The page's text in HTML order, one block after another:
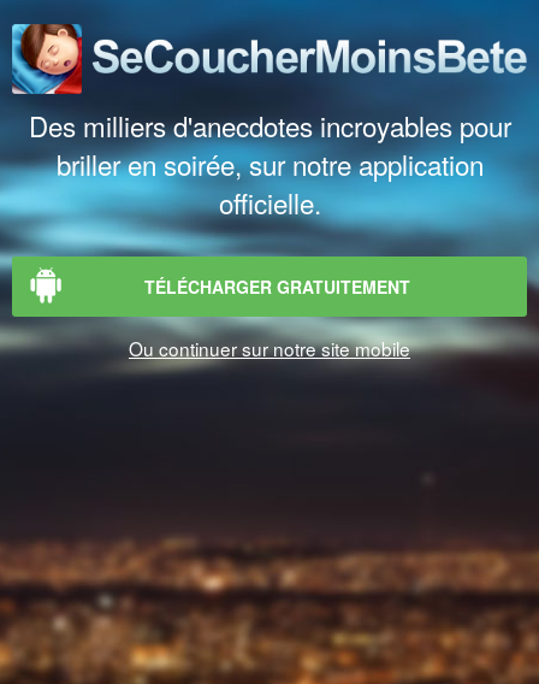
Des milliers d'anecdotes incroyables pour
briller en soirée, sur notre application
officielle.
TÉLÉCHARGER GRATUITEMENT
Ou continuer sur notre site mobile